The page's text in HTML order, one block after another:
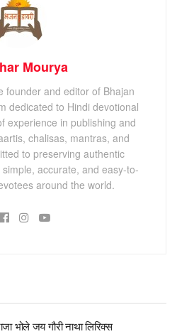
Mourya
founder and editor of Bhajan
dedicated to Hindi devotional
experience in publishing and
chalisas, mantras, and
to preserving authentic
accurate, and easy-to-
around the world.
भोले जय गौरी नाथा लिरिक्स